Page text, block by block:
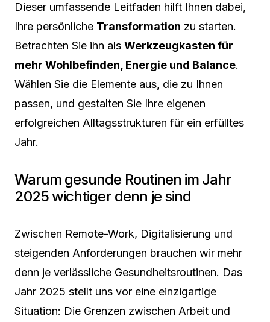
Dieser umfassende Leitfaden hilft Ihnen dabei,
Ihre persönliche Transformation zu starten.
Betrachten Sie ihn als Werkzeugkasten für
mehr Wohlbefinden, Energie und Balance.
Wählen Sie die Elemente aus, die zu Ihnen
passen, und gestalten Sie Ihre eigenen
erfolgreichen Alltagsstrukturen für ein erfülltes
Jahr.
Warum gesunde Routinen im Jahr
2025 wichtiger denn je sind
Zwischen Remote-Work, Digitalisierung und
steigenden Anforderungen brauchen wir mehr
denn je verlässliche Gesundheitsroutinen. Das
Jahr 2025 stellt uns vor eine einzigartige
Situation: Die Grenzen zwischen Arbeit und